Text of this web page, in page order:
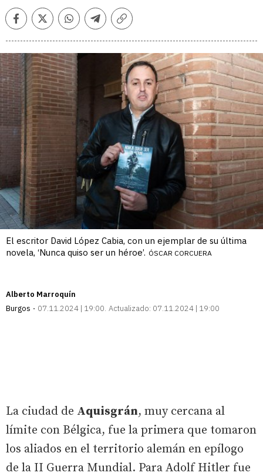
FacebookTwitterWhatsappTelegramCopiar
El escritor David López Cabia, con un ejemplar de su última
novela, ‘Nunca quiso ser un héroe’. ÓSCAR CORCUERA
Alberto Marroquín
Burgos
07.11.2024 | 19:00 Actualizado: 07.11.2024 | 19:00
La ciudad de Aquisgrán, muy cercana al
límite con Bélgica, fue la primera que tomaron
los aliados en el territorio alemán en epílogo
de la II Guerra Mundial. Para Adolf Hitler fue